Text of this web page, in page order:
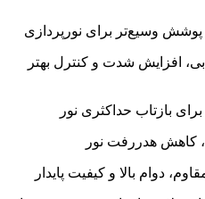
افزایش شدت و کنترل بهتر
بازتاب حداکثری نور
کاهش هدررفت نور
دوام بالا و کیفیت پایدار